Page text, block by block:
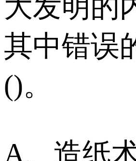
大发明的
其中错误
()。
A、造纸